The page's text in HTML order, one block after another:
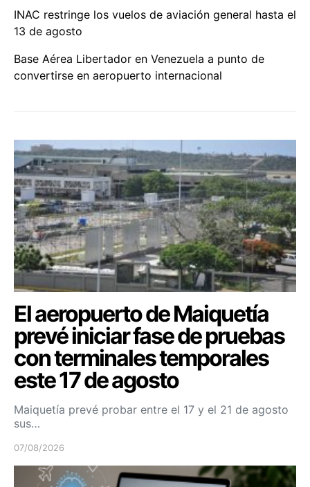
INAC restringe los vuelos de aviación general hasta el
13 de agosto
Base Aérea Libertador en Venezuela a punto de
convertirse en aeropuerto internacional
El aeropuerto de Maiquetía
prevé iniciar fase de pruebas
con terminales temporales
este 17 de agosto
Maiquetía prevé probar entre el 17 y el 21 de agosto
sus…
07/08/2026